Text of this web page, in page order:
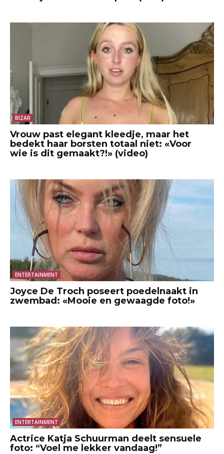
BIZAR
Vrouw past elegant kleedje, maar het
bedekt haar borsten totaal niet: «Voor
wie is dit gemaakt?!» (video)
ENTERTAINMENT
Joyce De Troch poseert poedelnaakt in
zwembad: «Mooie en gewaagde foto!»
ENTERTAINMENT
Actrice Katja Schuurman deelt sensuele
foto: “Voel me lekker vandaag!”